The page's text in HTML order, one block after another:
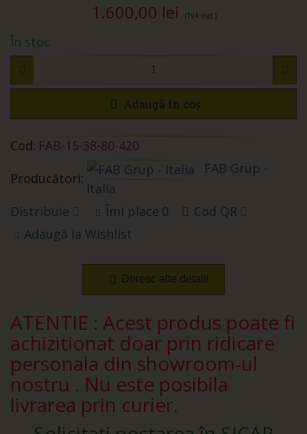
1.600,00 lei (TVA incl.)
În stoc
Adaugă în coș
Cod: FAB-15-38-80-420
Producători:
FAB Grup -
Italia
Distribuie
Îmi place 0
Cod QR
Adaugă la Wishlist
Doresc alte detalii
ATENTIE : Acest produs poate fi
achizitionat doar prin ridicare
personala din showroom-ul
nostru . Nu este posibila
livrarea prin curier.